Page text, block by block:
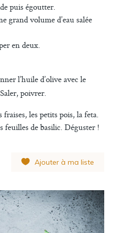
puis égoutter.
grand volume d’eau salée
en deux.
l’huile d’olive avec le
poivrer.
les petits pois, la feta.
feuilles de basilic. Déguster !
Ajouter à ma liste